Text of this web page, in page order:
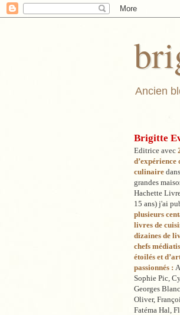
Ancien
Brigitte
Editrice avec
culinaire
grandes
Hachette
15 ans) j'ai
plusieurs
livres de
dizaines de
chefs
étoilés et
passionnés :
Sophie Pic,
Georges
Oliver,
Fatéma Hal,